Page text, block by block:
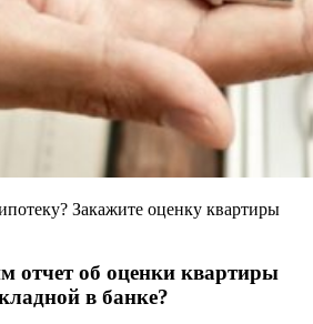
Закажите оценку квартиры
отчет об оценки квартиры
в банке?